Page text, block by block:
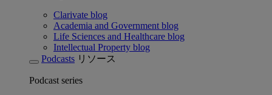
Clarivate blog
Academia and Government blog
Life Sciences and Healthcare blog
Intellectual Property blog
Podcasts リソース
Podcast series